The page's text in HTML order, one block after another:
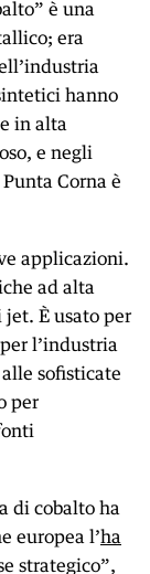
è una
era
hanno
in alta
e negli
Corna è
applicazioni.
ad alta
È usato per
l’industria
sofisticate
per
di cobalto ha
europea l’ha
strategico”,